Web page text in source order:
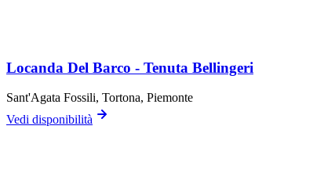
Locanda Del Barco - Tenuta Bellingeri
Sant'Agata Fossili, Tortona, Piemonte
Vedi disponibilità